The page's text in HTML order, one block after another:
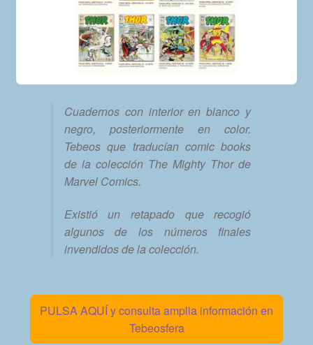
Cuadernos con interior en blanco y
negro, posteriormente en color.
Tebeos que traducían comic books
de la colección The Mighty Thor de
Marvel Comics.
Existió un retapado que recogió
algunos de los números finales
invendidos de la colección.
PULSA AQUÍ y consulta amplia información en
Tebeosfera